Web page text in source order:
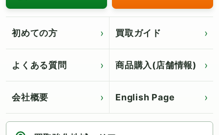
初めての方 買取ガイド
よくある質問 商品購入(店舗情報)
会社概要 English Page
Click for English page